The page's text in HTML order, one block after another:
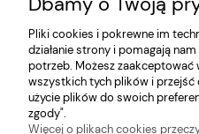
« 1 2 3 4
Pliki cookies i pokrewne im
działanie strony i pomagają
potrzeb. Możesz zaakceptować
wszystkich tych plików i
użycie plików do swoich
zgody".
Więcej o plikach cookies